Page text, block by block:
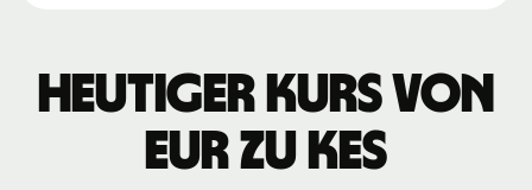
Heutiger Kurs von
EUR zu KES